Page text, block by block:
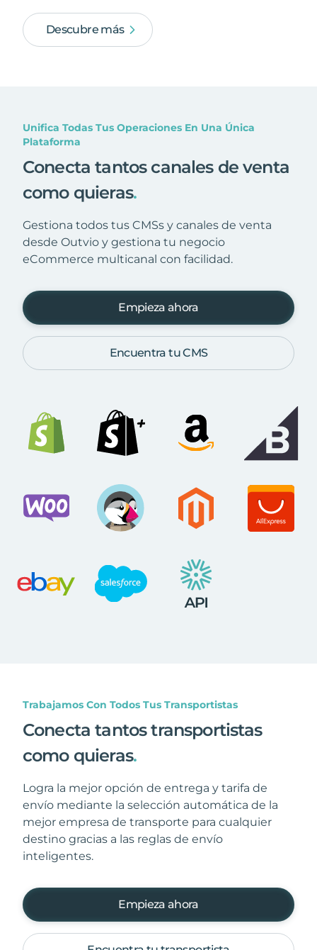
Descubre más
Unifica Todas Tus Operaciones En Una Única
Plataforma
Conecta tantos canales de venta
como quieras.
Gestiona todos tus CMSs y canales de venta
desde Outvio y gestiona tu negocio
eCommerce multicanal con facilidad.
Empieza ahora
Encuentra tu CMS
Trabajamos Con Todos Tus Transportistas
Conecta tantos transportistas
como quieras.
Logra la mejor opción de entrega y tarifa de
envío mediante la selección automática de la
mejor empresa de transporte para cualquier
destino gracias a las reglas de envío
inteligentes.
Empieza ahora